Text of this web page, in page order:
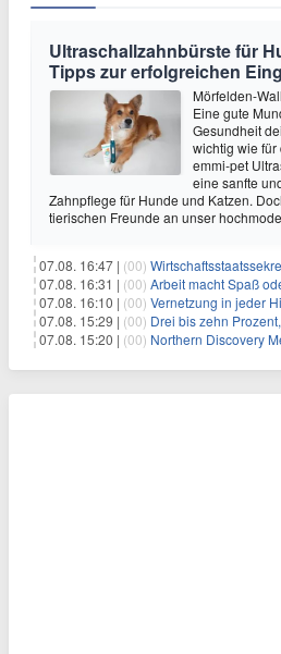
Ultraschallzahnbürste für
Tipps zur erfolgreichen
Mörfelden-
Eine gute
Gesundheit
wichtig wie
emmi-pet
eine sanfte
Zahnpflege für Hunde und Katzen.
tierischen Freunde an unser
07.08. 16:47 | (00) Wirtschaftsstaatssekretär Thomas
07.08. 16:31 | (00) Arbeit macht Spaß
07.08. 16:10 | (00) Vernetzung in jeder Hinsicht
07.08. 15:29 | (00) Drei bis zehn Prozent, so viel
07.08. 15:20 | (00) Northern Discovery Metals gibt die